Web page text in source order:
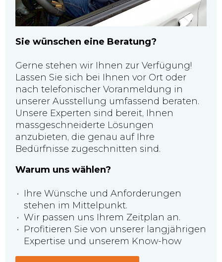
Sie wünschen eine Beratung?
Gerne stehen wir Ihnen zur Verfügung!
Lassen Sie sich bei Ihnen vor Ort oder
nach telefonischer Voranmeldung in
unserer Ausstellung umfassend beraten.
Unsere Experten sind bereit, Ihnen
massgeschneiderte Lösungen
anzubieten, die genau auf Ihre
Bedürfnisse zugeschnitten sind.
Warum uns wählen?
Ihre Wünsche und Anforderungen
stehen im Mittelpunkt.
Wir passen uns Ihrem Zeitplan an.
Profitieren Sie von unserer langjährigen
Expertise und unserem Know-how